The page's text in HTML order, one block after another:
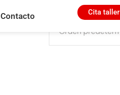
Contacto Cita taller